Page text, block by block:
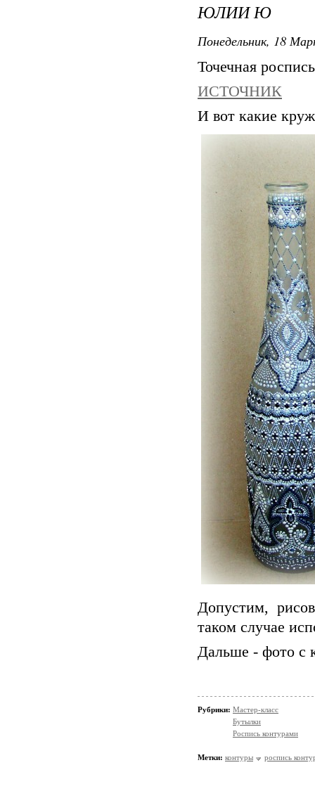
ЮЛИИ Ю
Понедельник, 18
Точечная
ИСТОЧНИК
И вот какие
Допустим,
таком случае
Дальше - фото с
Рубрики: Мастер-класс
Бутылки
Роспись контурами
Метки: контуры роспись